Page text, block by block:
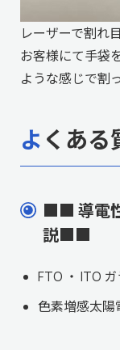
レーザーで割れ
お客様にて手袋
ような感じで割
よくあ
■■ 導電
説■■
FTO ・ ITO
色素増感太陽